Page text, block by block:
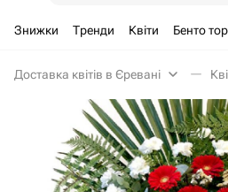
Знижки Тренди Квіти Бенто
Доставка квітів в Єревані